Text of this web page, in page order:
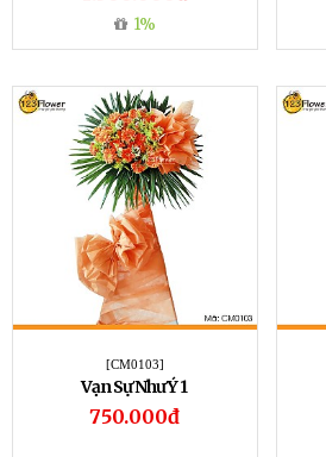
1%
[CM0103]
Vạn Sự Như Ý 1
750.000đ